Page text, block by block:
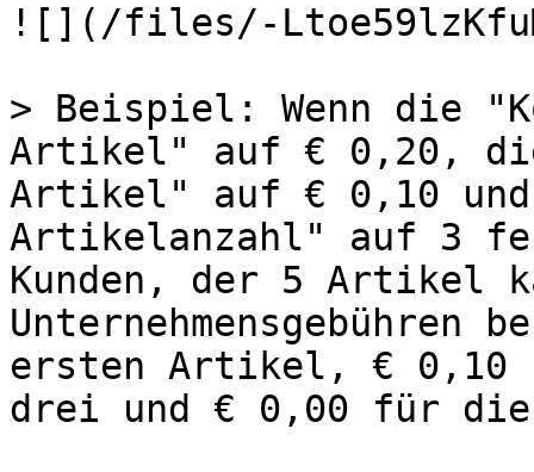
![](/files/-
> Beispiel: Wenn die
Artikel" auf € 0,20,
Artikel" auf € 0,10 und
Artikelanzahl" auf 3
Kunden, der 5 Artikel
ersten Artikel, € 0,10
drei und € 0,00 für